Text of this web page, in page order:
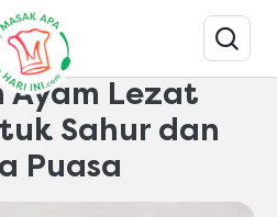
Ayam Lezat
Sahur dan
Puasa